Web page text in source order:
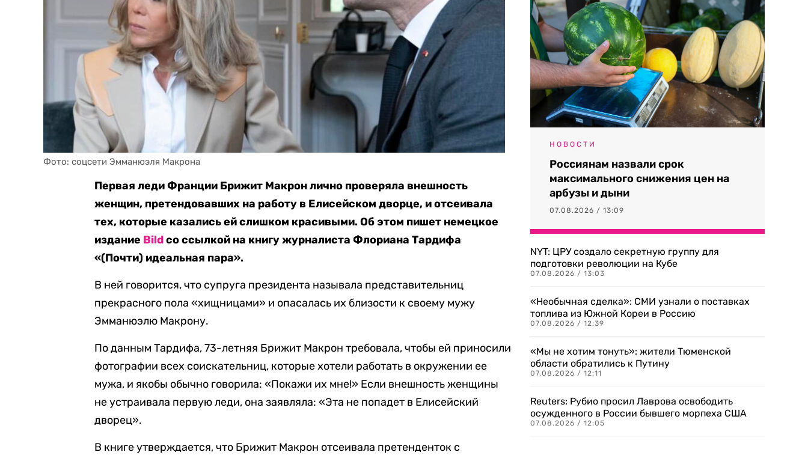
Фото: соцсети Эмманюэля Макрона
Первая леди Франции Брижит Макрон лично проверяла внешность
женщин, претендовавших на работу в Елисейском дворце, и отсеивала
тех, которые казались ей слишком красивыми. Об этом пишет немецкое
издание Bildсо ссылкой на книгу журналиста Флориана Тардифа
«(Почти) идеальная пара».
В ней говорится, что супруга президента называла представительниц
прекрасного пола «хищницами» и опасалась их близости к своему мужу
Эмманюэлю Макрону.
По данным Тардифа, 73-летняя Брижит Макрон требовала, чтобы ей приносили
фотографии всех соискательниц, которые хотели работать в окружении ее
мужа, и якобы обычно говорила: «Покажи их мне!» Если внешность женщины
не устраивала первую леди, она заявляла: «Эта не попадет в Елисейский
дворец».
В книге утверждается, что Брижит Макрон отсеивала претенденток с
НОВОСТИ
Россиянам назвали срок
максимального снижения цен на
арбузы и дыни
07.08.2026 / 13:09
NYT: ЦРУ создало секретную группу для
подготовки революции на Кубе
07.08.2026 / 13:03
«Необычная сделка»: СМИ узнали о поставках
топлива из Южной Кореи в Россию
07.08.2026 / 12:39
«Мы не хотим тонуть»: жители Тюменской
области обратились к Путину
07.08.2026 / 12:11
Reuters: Рубио просил Лаврова освободить
осужденного в России бывшего морпеха США
07.08.2026 / 12:05